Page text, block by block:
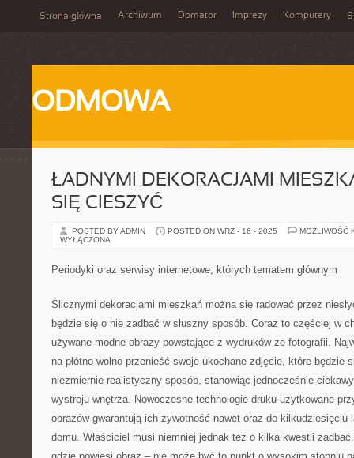
Strona główna Archiwum Domator Imprezy Komputery
ODMOWA
ŁADNYMI DEKORACJAMI
SIĘ CIESZYĆ
POSTED BY ADMIN POSTED ON WRZ - 16 - 2025
MOŻLIWOŚĆ
WYŁĄCZONA
Periodyki oraz serwisy internetowe, których tematem głównym
Ślicznymi dekoracjami mieszkań można się radować przez
będzie się o nie zadbać w słuszny sposób. Coraz to częściej w
używane modne obrazy powstające z wydruków ze fotografii.
na płótno wolno przenieść swoje ukochane zdjęcie, które będzie
niezmiernie realistyczny sposób, stanowiąc jednocześnie
wystroju wnętrza. Nowoczesne technologie druku użytkowane
obrazów gwarantują ich żywotność nawet oraz do kilkudziesięciu
domu. Właściciel musi niemniej jednak też o kilka kwestii